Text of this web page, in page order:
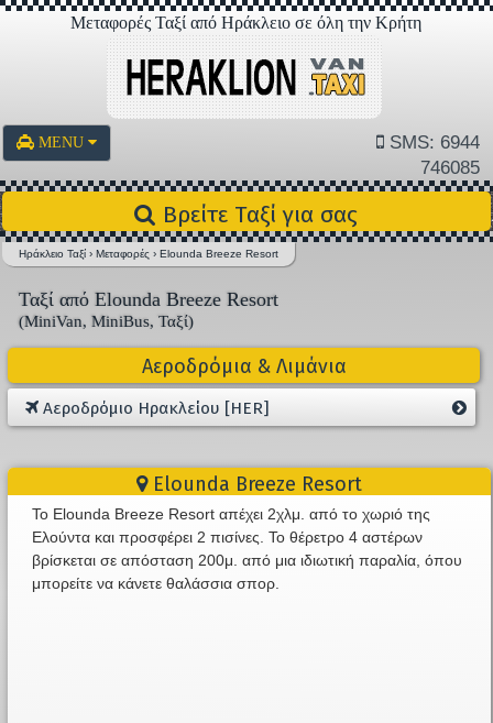
Μεταφορές Ταξί από Ηράκλειο σε όλη την Κρήτη
MENU
SMS: 6944
746085
Βρείτε Ταξί για σας
Ηράκλειο Ταξί ›Μεταφορές ›Elounda Breeze Resort
Ταξί από Elounda Breeze Resort
(MiniVan, MiniBus, Ταξί)
Αεροδρόμια & Λιμάνια
Αεροδρόμιο Ηρακλείου [HER]
Elounda Breeze Resort
Το Elounda Breeze Resort απέχει 2χλμ. από το χωριό της
Ελούντα και προσφέρει 2 πισίνες. Το θέρετρο 4 αστέρων
βρίσκεται σε απόσταση 200μ. από μια ιδιωτική παραλία, όπου
μπορείτε να κάνετε θαλάσσια σπορ.